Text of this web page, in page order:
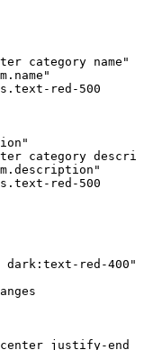
category name"
. text - red - 500
category
. text - red - 500
dark:text-red-400"
justify-end